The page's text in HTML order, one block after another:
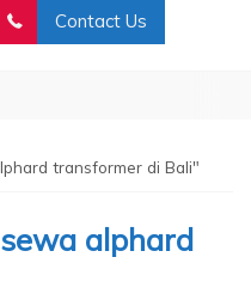
Contact Us
transformer di Bali"
alphard